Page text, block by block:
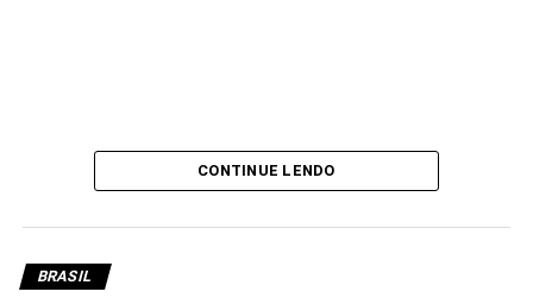
CONTINUE LENDO
BRASIL